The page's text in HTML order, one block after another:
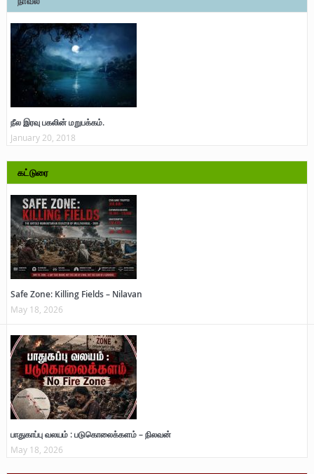
நீல இரவு பகலின் மறுபக்கம்.
January 20, 2018
கட்டுரை
Safe Zone: Killing Fields – Nilavan
May 18, 2026
பாதுகாப்பு வலயம் : படுகொலைக்களம் – நிலவன்
May 18, 2026